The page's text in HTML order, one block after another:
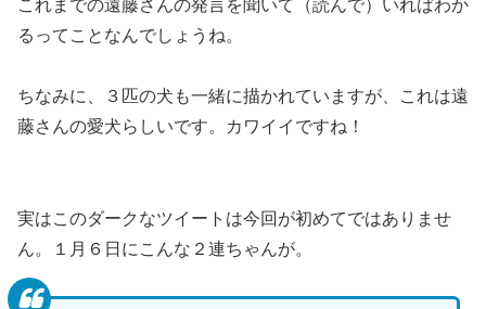
これまでの遠藤さんの発言を聞いて（読んで）いればわか
るってことなんでしょうね。
ちなみに、３匹の犬も一緒に描かれていますが、これは遠
藤さんの愛犬らしいです。カワイイですね！
実はこのダークなツイートは今回が初めてではありませ
ん。１月６日にこんな２連ちゃんが。